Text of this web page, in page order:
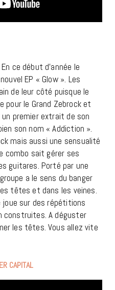
ce début d’année le
EP « Glow ». Les
de leur côté puisque le
pour le Grand Zebrock et
premier extrait de son
son nom « Addiction ».
mais aussi une sensualité
combo sait gérer ses
guitares. Porté par une
a le sens du banger
têtes et dans les veines.
sur des répétitions
construites. A déguster
les têtes. Vous allez vite
CAPITAL